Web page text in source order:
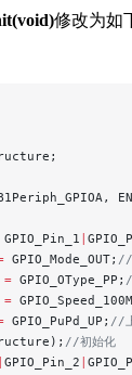
修改为如
GPIO_Pin_1
GPIO_Mode_OUT; //
= GPIO_OType_PP;
=
GPIO_PuPd_UP; //
//初始化
GPIO_Pin_2